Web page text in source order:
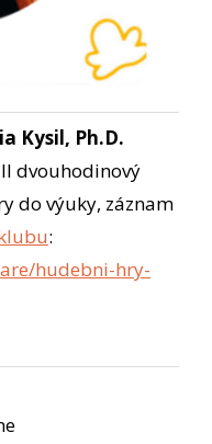
Kysil, Ph.D.
dvouhodinový
do výuky, záznam
:
hudebni-hry-